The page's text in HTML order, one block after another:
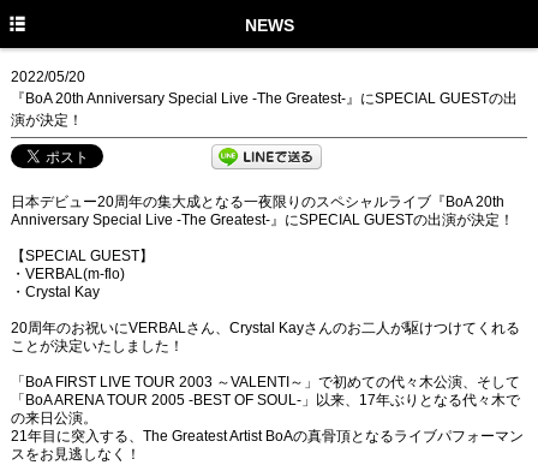
NEWS
2022/05/20
『BoA 20th Anniversary Special Live -The Greatest-』にSPECIAL GUESTの出
演が決定！
日本デビュー20周年の集大成となる一夜限りのスペシャルライブ『BoA 20th
Anniversary Special Live -The Greatest-』にSPECIAL GUESTの出演が決定！
【SPECIAL GUEST】
・VERBAL(m-flo)
・Crystal Kay
20周年のお祝いにVERBALさん、Crystal Kayさんのお二人が駆けつけてくれる
ことが決定いたしました！
「BoA FIRST LIVE TOUR 2003 ～VALENTI～」で初めての代々木公演、そして
「BoA ARENA TOUR 2005 -BEST OF SOUL-」以来、17年ぶりとなる代々木で
の来日公演。
21年目に突入する、The Greatest Artist BoAの真骨頂となるライブパフォーマン
スをお見逃しなく！
NEWS
MEDIA
LIVE
PROFILE
DISCOGRAPHY
MUSIC VIDEO
GOODS
STAFF TWITTER
FANCLUB